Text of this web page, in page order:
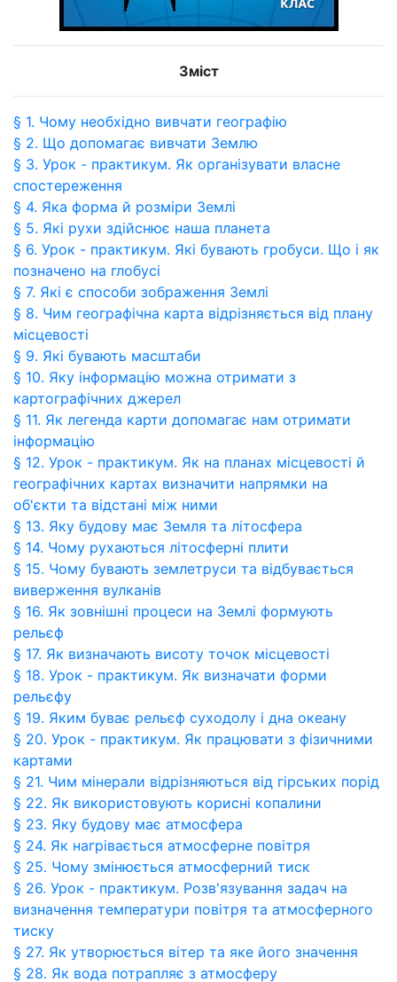
Зміст
§ 1. Чому необхідно вивчати географію
§ 2. Що допомагає вивчати Землю
§ 3. Урок - практикум. Як організувати власне
спостереження
§ 4. Яка форма й розміри Землі
§ 5. Які рухи здійснює наша планета
§ 6. Урок - практикум. Які бувають гробуси. Що і як
позначено на глобусі
§ 7. Які є способи зображення Землі
§ 8. Чим географічна карта відрізняється від плану
місцевості
§ 9. Які бувають масштаби
§ 10. Яку інформацію можна отримати з
картографічних джерел
§ 11. Як легенда карти допомагає нам отримати
інформацію
§ 12. Урок - практикум. Як на планах місцевості й
географічних картах визначити напрямки на
об'єкти та відстані між ними
§ 13. Яку будову має Земля та літосфера
§ 14. Чому рухаються літосферні плити
§ 15. Чому бувають землетруси та відбувається
виверження вулканів
§ 16. Як зовнішні процеси на Землі формують
рельєф
§ 17. Як визначають висоту точок місцевості
§ 18. Урок - практикум. Як визначати форми
рельєфу
§ 19. Яким буває рельєф суходолу і дна океану
§ 20. Урок - практикум. Як працювати з фізичними
картами
§ 21. Чим мінерали відрізняються від гірських порід
§ 22. Як використовують корисні копалини
§ 23. Яку будову має атмосфера
§ 24. Як нагрівається атмосферне повітря
§ 25. Чому змінюється атмосферний тиск
§ 26. Урок - практикум. Розв'язування задач на
визначення температури повітря та атмосферного
тиску
§ 27. Як утворюється вітер та яке його значення
§ 28. Як вода потрапляє з атмосферу